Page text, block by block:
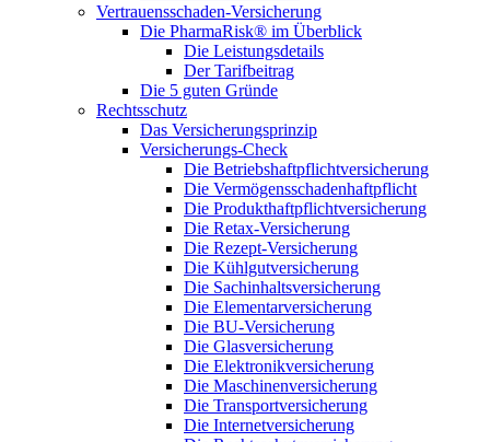
Vertrauensschaden-Versicherung
Die PharmaRisk® im Überblick
Die Leistungsdetails
Der Tarifbeitrag
Die 5 guten Gründe
Rechtsschutz
Das Versicherungsprinzip
Versicherungs-Check
Die Betriebshaftpflichtversicherung
Die Vermögensschadenhaftpflicht
Die Produkthaftpflichtversicherung
Die Retax-Versicherung
Die Rezept-Versicherung
Die Kühlgutversicherung
Die Sachinhaltsversicherung
Die Elementarversicherung
Die BU-Versicherung
Die Glasversicherung
Die Elektronikversicherung
Die Maschinenversicherung
Die Transportversicherung
Die Internetversicherung